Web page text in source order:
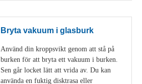
Bryta vakuum i glasburk
Använd din kroppsvikt genom att stå på
burken för att bryta ett vakuum i burken.
Sen går locket lätt att vrida av. Du kan
använda en fuktig disktrasa eller